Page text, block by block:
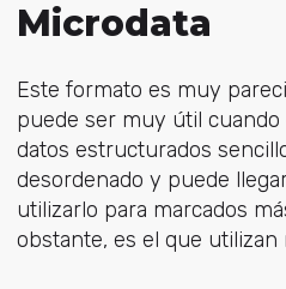
Microdata
Este formato es muy
puede ser muy útil
datos estructurados
desordenado y puede
utilizarlo para marcados
obstante, es el que utilizan